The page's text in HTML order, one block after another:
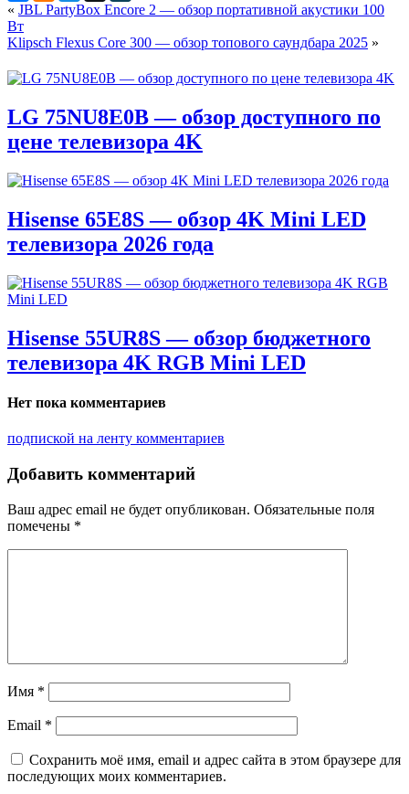
« JBL PartyBox Encore 2 — обзор портативной акустики 100
Вт
Klipsch Flexus Core 300 — обзор топового саундбара 2025 »
LG 75NU8E0B — обзор доступного по
цене телевизора 4K
Hisense 65E8S — обзор 4K Mini LED
телевизора 2026 года
Hisense 55UR8S — обзор бюджетного
телевизора 4K RGB Mini LED
Нет пока комментариев
подпиской на ленту комментариев
Добавить комментарий
Ваш адрес email не будет опубликован. Обязательные поля
помечены *
Имя *
Email *
Сохранить моё имя, email и адрес сайта в этом браузере для
последующих моих комментариев.